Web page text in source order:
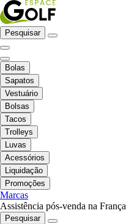
Pesquisar
Bolas
Sapatos
Vestuário
Bolsas
Tacos
Trolleys
Luvas
Acessórios
Liquidação
Promoções
Marcas
Assistência pós-venda na França
Pesquisar